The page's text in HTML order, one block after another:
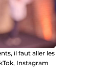
il faut aller les
Instagram